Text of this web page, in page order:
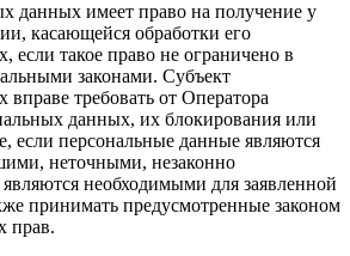
данных имеет право на получение у
касающейся обработки его
если такое право не ограничено в
законами. Субъект
требовать от Оператора
данных, их блокирования или
если персональные данные являются
неточными, незаконно
необходимыми для заявленной
принимать предусмотренные законом
прав.